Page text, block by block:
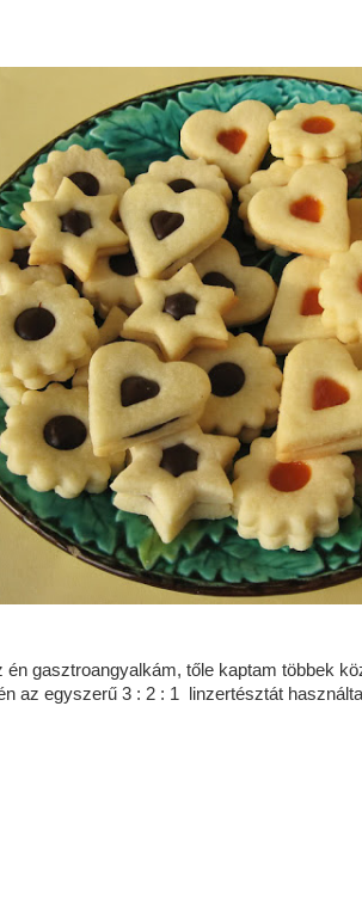
én gasztroangyalkám, tőle kaptam többek
az egyszerű 3 : 2 : 1 linzertésztát